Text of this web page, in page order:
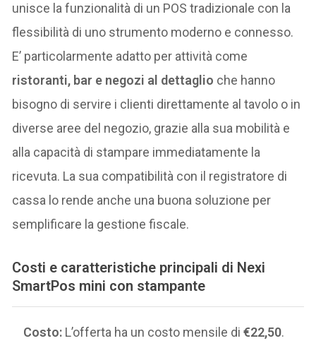
unisce la funzionalità di un POS tradizionale con la
flessibilità di uno strumento moderno e connesso.
E’ particolarmente adatto per attività come
ristoranti, bar e negozi al dettaglio che hanno
bisogno di servire i clienti direttamente al tavolo o in
diverse aree del negozio, grazie alla sua mobilità e
alla capacità di stampare immediatamente la
ricevuta. La sua compatibilità con il registratore di
cassa lo rende anche una buona soluzione per
semplificare la gestione fiscale.
Costi e caratteristiche principali di Nexi
SmartPos mini con stampante
Costo: L’offerta ha un costo mensile di€22,50.